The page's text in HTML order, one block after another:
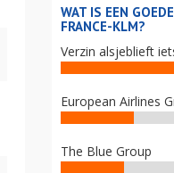
WAT IS EEN
FRANCE-KLM?
Verzin alsjeblieft
European Airlines
The Blue Group